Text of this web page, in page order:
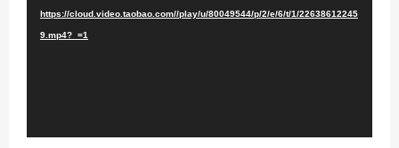
https://cloud.video.taobao.com//play/u/80049544/p/2/e/6/t/1/22638612245
9.mp4?_=1